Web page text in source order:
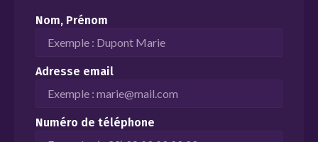
Nom, Prénom
Adresse email
Numéro de téléphone